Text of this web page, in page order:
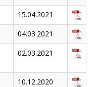
15.04.2021
04.03.2021
02.03.2021
10.12.2020